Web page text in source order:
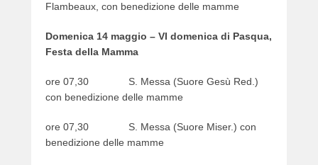
Flambeaux, con benedizione delle mamme
Domenica 14 maggio – VI domenica di Pasqua,
Festa della Mamma
ore 07,30 S. Messa (Suore Gesù Red.)
con benedizione delle mamme
ore 07,30 S. Messa (Suore Miser.) con
benedizione delle mamme